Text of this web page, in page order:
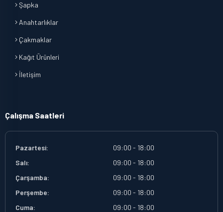
Şapka
Anahtarlıklar
Çakmaklar
Kağıt Ürünleri
İletişim
Çalışma Saatleri
Pazartesi:
09:00 - 18:00
Salı:
09:00 - 18:00
Çarşamba:
09:00 - 18:00
Perşembe:
09:00 - 18:00
Cuma:
09:00 - 18:00